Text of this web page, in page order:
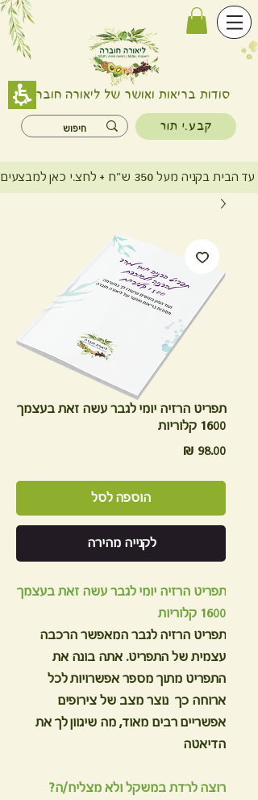
סודות בריאות ואושר של ליאורה חוברה
קבע.י תור
ש"ח + לחצ.י כאן למבצעים
תפריט הרזיה יומי לגבר עשה זאת בעצמך
1600 קלוריות
הוספה לסל
לקנייה מהירה
תפריט הרזיה יומי לגבר עשה זאת בעצמך
1600 קלוריות
תפריט הרזיה לגבר המאפשר הרכבה
עצמית של התפריט. אתה בונה את
התפריט מתוך מספר אפשרויות לכל
ארוחה כך נוצר מצב של צירופים
אפשריים רבים מאוד, מה שיגוון לך את
הדיאטה
רוצה לרדת במשקל ולא מצליח/ה?